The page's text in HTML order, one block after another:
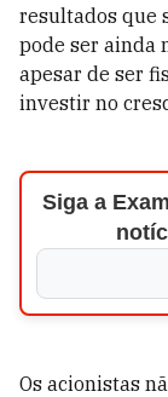
resultados que
pode ser ainda
apesar de ser
investir no
Siga a
Os acionistas